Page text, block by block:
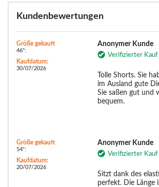
Kundenbewertungen
Größe gekauft
46":
Kaufdatum:
30/07/2026
Anonymer Kunde
Verifizierter Kauf
Tolle Shorts. Sie
im Ausland gute
Sie saßen gut und
bequem.
Größe gekauft
54":
Kaufdatum:
20/07/2026
Anonymer Kunde
Verifizierter Kauf
Sitzt dank des
perfekt. Die Länge